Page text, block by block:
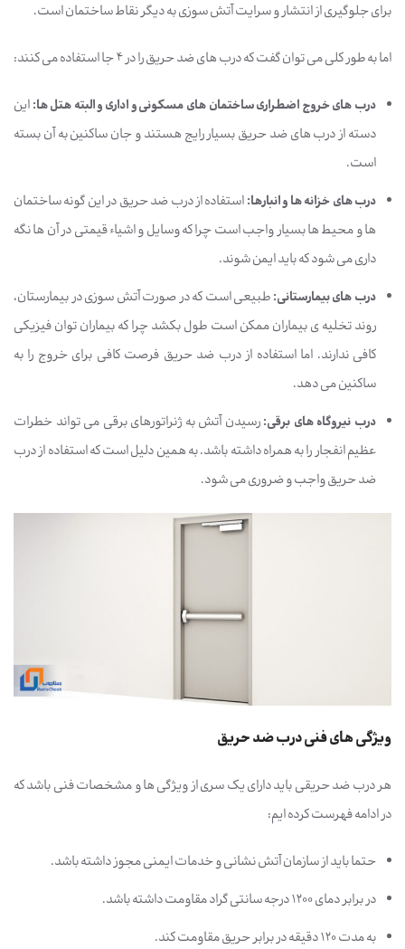
برای جلوگیری از انتشار و سرایت آتش سوزی به دیگر نقاط ساختمان است.
اما به طور کلی می توان گفت که درب های ضد حریق را در 4 جا استفاده می کنند:
درب های خروج اضطراری ساختمان های مسکونی و اداری و البته هتل ها:این
دسته از درب های ضد حریق بسیار رایج هستند و جان ساکنین به آن بسته
است.
درب های خزانه ها و انبارها:استفاده از درب ضد حریق در این گونه ساختمان
ها و محیط ها بسیار واجب است چرا که وسایل و اشیاء قیمتی در آن ها نگه
داری می شود که باید ایمن شوند.
درب های بیمارستانی:طبیعی است که در صورت آتش سوزی در بیمارستان،
روند تخلیه ی بیماران ممکن است طول بکشد چرا که بیماران توان فیزیکی
کافی ندارند. اما استفاده از درب ضد حریق فرصت کافی برای خروج را به
ساکنین می دهد.
درب نیروگاه های برقی:رسیدن آتش به ژنراتورهای برقی می تواند خطرات
عظیم انفجار را به همراه داشته باشد. به همین دلیل است که استفاده از درب
ضد حریق واجب و ضروری می شود.
ویژگی های فنی درب ضد حریق
هر درب ضد حریقی باید دارای یک سری از ویژگی ها و مشخصات فنی باشد که
در ادامه فهرست کرده ایم:
حتما باید از سازمان آتش نشانی و خدمات ایمنی مجوز داشته باشد.
در برابر دمای 1200 درجه سانتی گراد مقاومت داشته باشد.
به مدت 120 دقیقه در برابر حریق مقاومت کند.